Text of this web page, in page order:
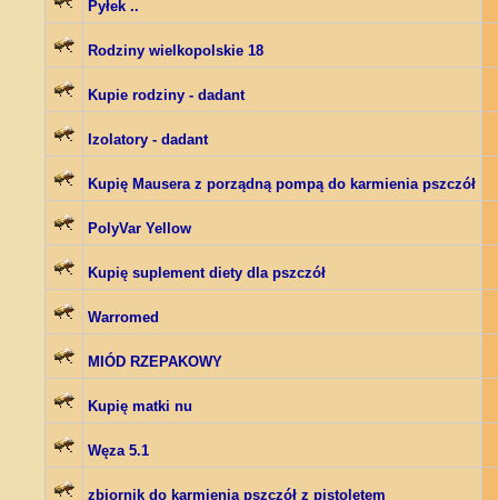
Pyłek ..
Rodziny wielkopolskie 18
Kupie rodziny - dadant
Izolatory - dadant
Kupię Mausera z porządną pompą do karmienia pszczół
PolyVar Yellow
Kupię suplement diety dla pszczół
Warromed
MIÓD RZEPAKOWY
Kupię matki nu
Węza 5.1
zbiornik do karmienia pszczół z pistoletem